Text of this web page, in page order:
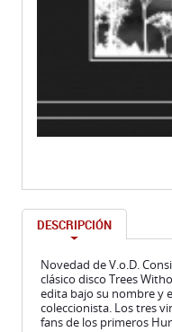
DESCRIPCIÓN
Novedad de V.o.D.
clásico disco Trees
edita bajo su nombre y
coleccionista. Los tres
fans de los primeros